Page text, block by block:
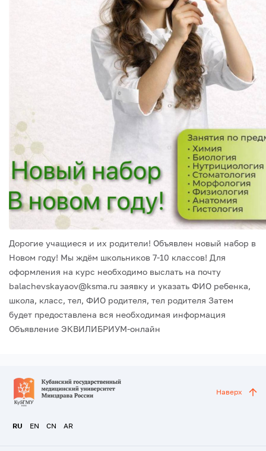
Дорогие учащиеся и их родители! Объявлен новый набор в
Новом году! Мы ждём школьников 7-10 классов! Для
оформления на курс необходимо выслать на почту
balachevskayaov@ksma.ru заявку и указать ФИО ребенка,
школа, класс, тел, ФИО родителя, тел родителя Затем
будет предоставлена вся необходимая информация
Объявление ЭКВИЛИБРИУМ-онлайн
RU EN CN AR
Наверх